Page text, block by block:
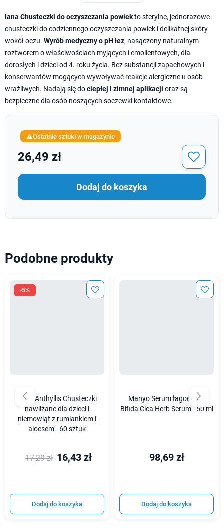
Iana Chusteczki do oczyszczania powiekto sterylne, jednorazowe
chusteczki do codziennego oczyszczania powiek i delikatnej skóry
wokół oczu. Wyrób medyczny o pH łez, nasączony naturalnym
roztworem o właściwościach myjących i emolientowych, dla
dorosłych i dzieci od 4. roku życia. Bez substancji zapachowych i
konserwantów mogących wywoływać reakcje alergiczne u osób
wrażliwych. Nadają się dociepłej i zimnej aplikacji oraz są
bezpieczne dla osób noszących soczewki kontaktowe.
Ostatnie sztuki w magazynie
26,49 zł
Dodaj do koszyka
Podobne produkty
-5%
Baby Anthyllis Chusteczki
nawilżane dla dzieci i
niemowląt z rumiankiem i
aloesem - 60 sztuk
17,29 zł 16,43 zł
Dodaj do koszyka
Manyo Serum łagodzące
Bifida Cica Herb Serum - 50 ml
98,69 zł
Dodaj do koszyka